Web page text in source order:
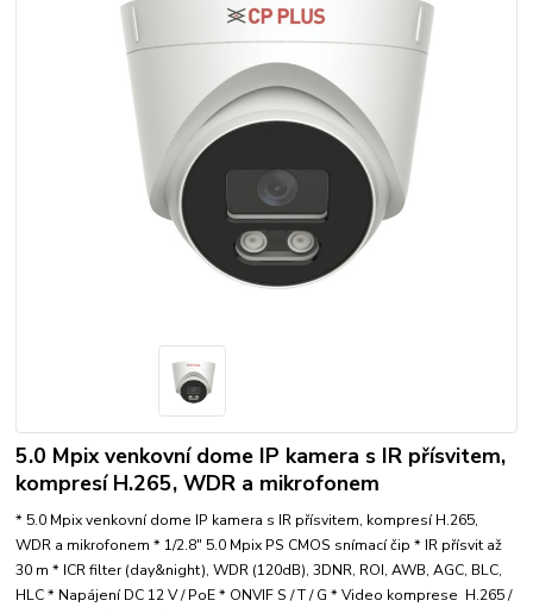
5.0 Mpix venkovní dome IP kamera s IR přísvitem,
kompresí H.265, WDR a mikrofonem
* 5.0 Mpix venkovní dome IP kamera s IR přísvitem, kompresí H.265,
WDR a mikrofonem * 1/2.8" 5.0 Mpix PS CMOS snímací čip * IR přísvit až
30 m * ICR filter (day&night), WDR (120dB), 3DNR, ROI, AWB, AGC, BLC,
HLC * Napájení DC 12 V / PoE * ONVIF S / T / G * Video komprese H.265 /